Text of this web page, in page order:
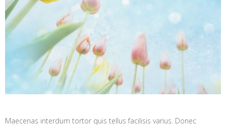
Maecenas interdum tortor quis tellus facilisis varius. Donec